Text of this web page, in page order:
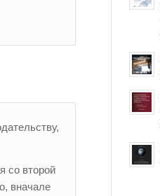
со второй
вначале